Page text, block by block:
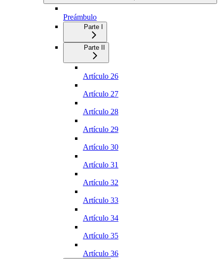
Preámbulo
Parte I
Parte II
Artículo 26
Artículo 27
Artículo 28
Artículo 29
Artículo 30
Artículo 31
Artículo 32
Artículo 33
Artículo 34
Artículo 35
Artículo 36